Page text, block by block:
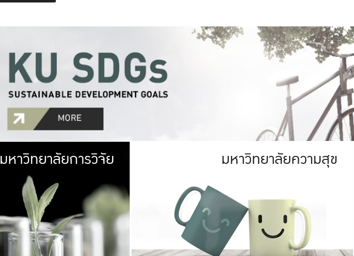
มหาวิทยาลัย
เกษตรศาสตร์ มีพื้นที่เขียวสดใส หนาแน่น
เป็นป่าในเมือง (URBAN FOREST)
เกษตรในเมือง (URBAN AGRICULTURE)
ที่นับรวมกันได้ประมาณ 1,400 ไร่
มหาวิทยาลัยการวิจัย มหาวิทยาลัย
ให้กับประชาชน
มหาวิทยาลัยความสุข